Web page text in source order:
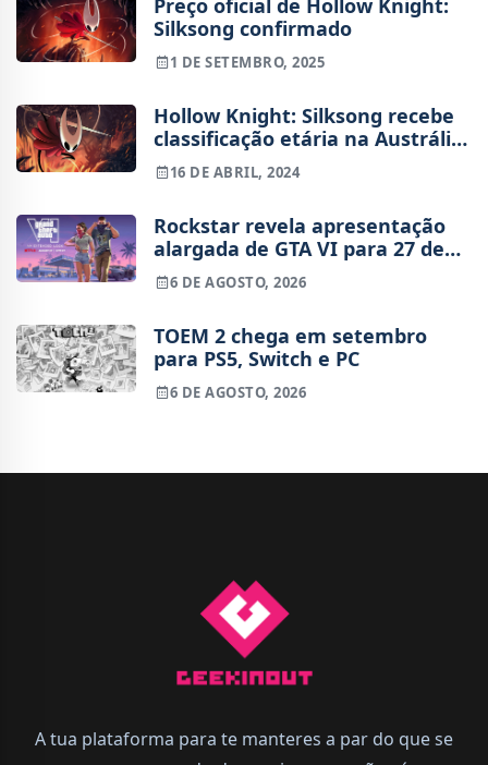
Silksong confirmado
1 DE SETEMBRO, 2025
Hollow Knight: Silksong recebe
classificação etária na Austrália
e fãs anseiam pela data de
lançamento
16 DE ABRIL, 2024
Rockstar revela apresentação
alargada de GTA VI para 27 de
agosto
6 DE AGOSTO, 2026
TOEM 2 chega em setembro
para PS5, Switch e PC
6 DE AGOSTO, 2026
A tua plataforma para te manteres a par do que se